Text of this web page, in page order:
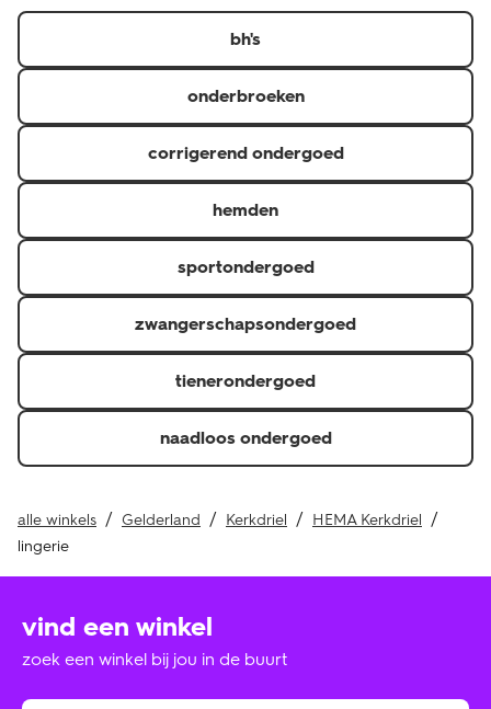
er in diverse kleuren, designs en verschillende maten.
bh's
onderbroeken
corrigerend ondergoed
hemden
sportondergoed
zwangerschapsondergoed
tienerondergoed
naadloos ondergoed
alle winkels Gelderland Kerkdriel
HEMA Kerkdriel
lingerie
vind een winkel
zoek een winkel bij jou in de buurt